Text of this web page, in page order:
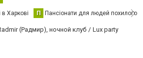
Харкові П Пансіонати для людей похилого
(Радмир), ночной клуб Lux party